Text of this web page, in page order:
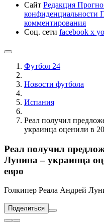
Сайт Редакция
конфиденциальности
комментирования
Соц. сети facebook x
Футбол 24
Новости футбола
Испания
Реал получил
украинца оценили в
Реал получил
Лунина – украинца
евро
Голкипер Реала Андрей
Поделиться